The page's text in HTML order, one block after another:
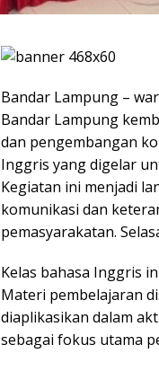
Bandar Lampung –
Bandar Lampung
dan pengembangan
Inggris yang digelar
Kegiatan ini menjadi
komunikasi dan
pemasyarakatan.
Kelas bahasa Inggris
Materi pembelajaran
diaplikasikan dalam
sebagai fokus utama